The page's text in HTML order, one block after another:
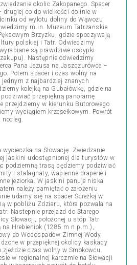
okolic Zakopanego. Spacer
drugiej co do wielkości dolinie w
od wylotu doliny do Wąwozu
m.in. Muzeum Tatrzańskie
Brzyzku, gdzie spoczywają
polskiej i Tatr. Odwiedzimy
są prawdziwe oscypki
Następnie odwiedzimy
Pana Jezusa na Jaszczurówce –
Potem spacer i czas wolny na
z najbardziej znanych
kolejką na Gubałówkę, gdzie na
przepiękną panoramę
przejdziemy w kierunku Butorowego
wyciągiem krzesełkowym. Powrót
nocleg.
wycieczka na Słowację. Zwiedzanie
jaskini udostępnionej dla turystów w
podziemną trasą będziemy podziwiać
i stalagnaty, wapienne draperie i
jeziorka. W jaskini panuje niska
należy pamiętać o założeniu
udamy się na spacer Ścieżką w
w pobliżu Zdziaru, która pozwala na
Nastepnie przejazd do Starego
Słowacji, położonej u stóp Tatr
na Hrebieniok (1285 m n.p.m.),
do Wodospadów Zimnej Wody,
w przepięknej okolicy kaskady
zjeździe czas wolny w Smokowcu.
w regionalnej karczmie na Słowacji